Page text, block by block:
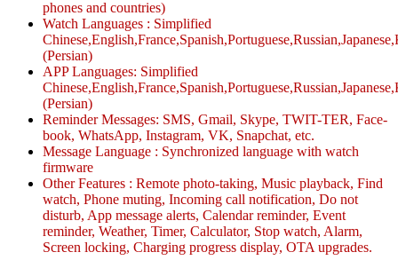
phones and countries)
Watch Languages : Simplified
(Persian)
APP Languages: Simplified
(Persian)
Reminder Messages: SMS, Gmail, Skype, TWIT-TER, Face-
book, WhatsApp, Instagram, VK, Snapchat, etc.
Message Language : Synchronized language with watch
firmware
Other Features : Remote photo-taking, Music playback, Find
watch, Phone muting, Incoming call notification, Do not
disturb, App message alerts, Calendar reminder, Event
reminder, Weather, Timer, Calculator, Stop watch, Alarm,
Screen locking, Charging progress display, OTA upgrades.